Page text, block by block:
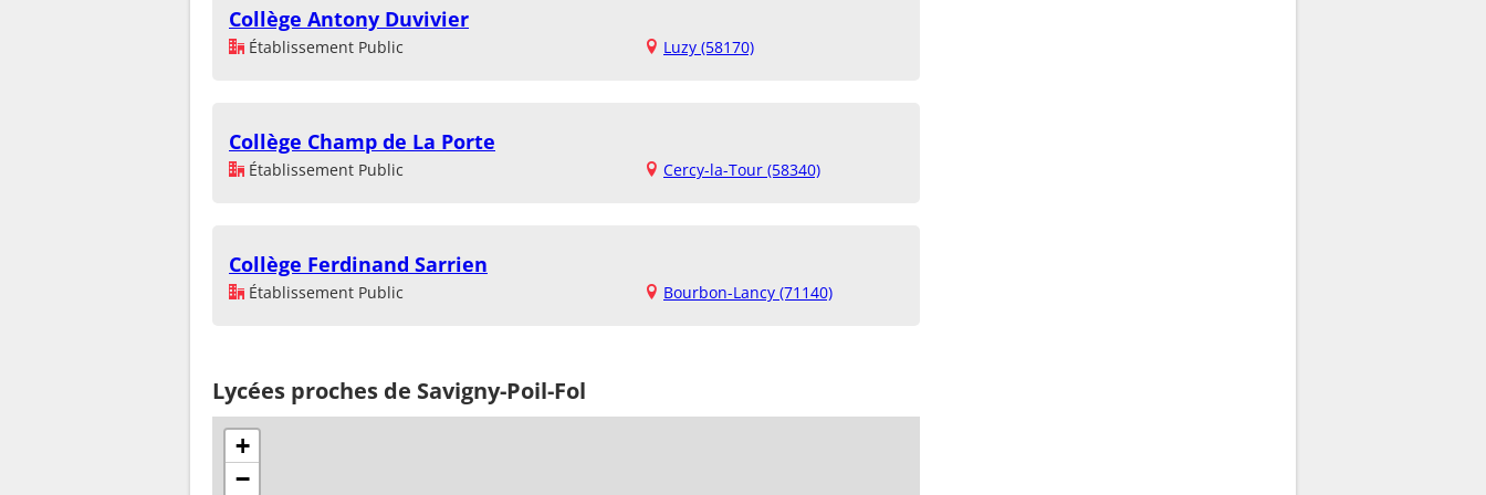
Collège Antony Duvivier
Établissement Public Luzy (58170)
Collège Champ de La Porte
Établissement Public Cercy-la-Tour (58340)
Collège Ferdinand Sarrien
Établissement Public Bourbon-Lancy (71140)
Lycées proches de Savigny-Poil-Fol
+
−